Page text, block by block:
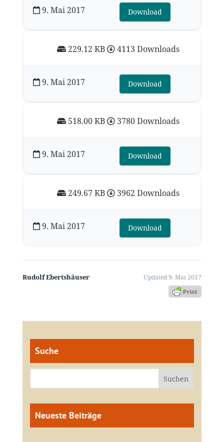
249.67 KB 3962 Downloads
9. Mai 2017 Download
518.00 KB 3780 Downloads
9. Mai 2017 Download
9. Mai 2017 Download
229.12 KB 4113 Downloads
9. Mai 2017 Download
Rudolf Ebertshäuser Updated 9. Mai 2017
Suche
Neueste Beiträge